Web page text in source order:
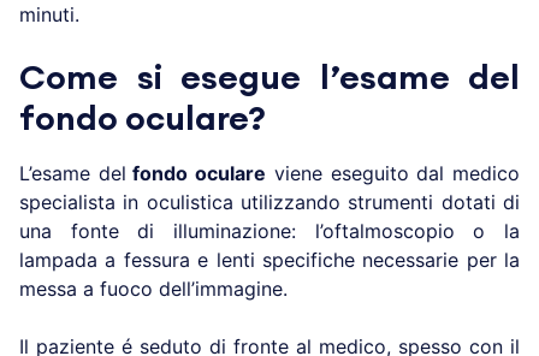
minuti.
Come si esegue l’esame del
fondo oculare?
L’esame del fondo oculare viene eseguito dal medico
specialista in oculistica utilizzando strumenti dotati di
una fonte di illuminazione: l’oftalmoscopio o la
lampada a fessura e lenti specifiche necessarie per la
messa a fuoco dell’immagine.
Il paziente é seduto di fronte al medico, spesso con il